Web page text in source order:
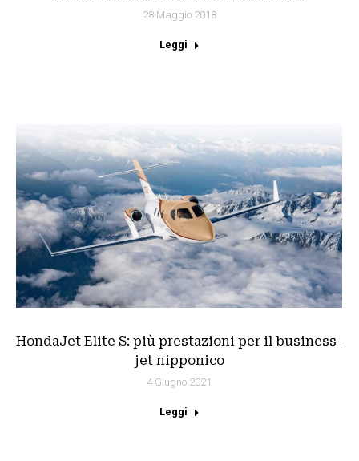
28 Maggio 2018
Leggi
HondaJet Elite S: più prestazioni per il business-
jet nipponico
4 Giugno 2021
Leggi